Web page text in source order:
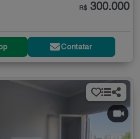
R$ 300.000
Contatar